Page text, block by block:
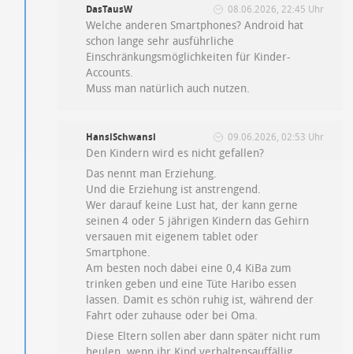
DasTausW 08.06.2026, 22:45 Uhr
Welche anderen Smartphones? Android hat
schon lange sehr ausführliche
Einschränkungsmöglichkeiten für Kinder-
Accounts.
Muss man natürlich auch nutzen.
HansiSchwansi 09.06.2026, 02:53 Uhr
Den Kindern wird es nicht gefallen?
Das nennt man Erziehung.
Und die Erziehung ist anstrengend.
Wer darauf keine Lust hat, der kann gerne
seinen 4 oder 5 jährigen Kindern das Gehirn
versauen mit eigenem tablet oder
Smartphone.
Am besten noch dabei eine 0,4 KiBa zum
trinken geben und eine Tüte Haribo essen
lassen. Damit es schön ruhig ist, während der
Fahrt oder zuhause oder bei Oma.
Diese Eltern sollen aber dann später nicht rum